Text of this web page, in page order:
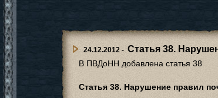
24.12.2012 - Статья 38.
В ПВДоНН добавлена статья 38
Статья 38. Нарушение правил